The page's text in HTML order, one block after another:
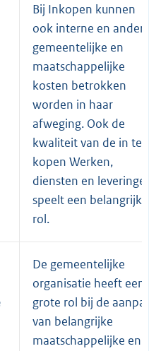
Bij Inkopen kunnen
ook interne en andere
gemeentelijke en
maatschappelijke
kosten betrokken
worden in haar
afweging. Ook de
kwaliteit van de in te
kopen Werken,
diensten en leveringen
speelt een belangrijke
rol.
De gemeentelijke
organisatie heeft een
grote rol bij de aanpak
van belangrijke
maatschappelijke en